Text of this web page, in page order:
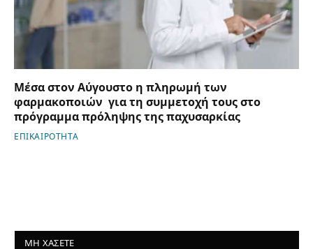
Μέσα στον Αύγουστο η πληρωμή των
φαρμακοποιών για τη συμμετοχή τους στο
πρόγραμμα πρόληψης της παχυσαρκίας
ΕΠΙΚΑΙΡΟΤΗΤΑ
ΜΗ ΧΑΣΕΤΕ